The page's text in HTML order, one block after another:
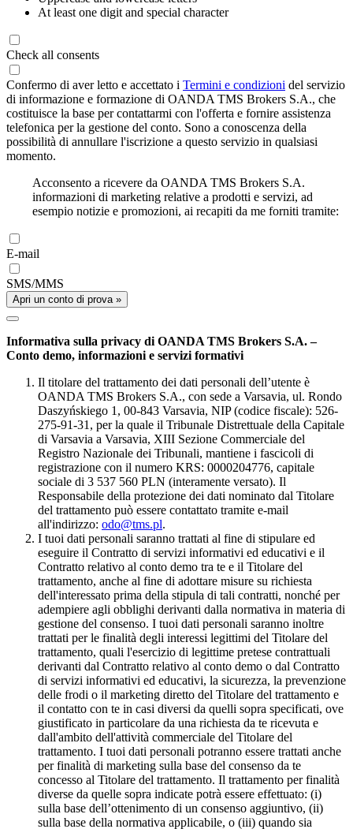
At least one digit and special character
Check all consents
Confermo di aver letto e accettato i Termini e condizioni del servizio
di informazione e formazione di OANDA TMS Brokers S.A., che
costituisce la base per contattarmi con l'offerta e fornire assistenza
telefonica per la gestione del conto. Sono a conoscenza della
possibilità di annullare l'iscrizione a questo servizio in qualsiasi
momento.
Acconsento a ricevere da OANDA TMS Brokers S.A.
informazioni di marketing relative a prodotti e servizi, ad
esempio notizie e promozioni, ai recapiti da me forniti tramite:
E-mail
SMS/MMS
Apri un conto di prova »
Informativa sulla privacy di OANDA TMS Brokers S.A. –
Conto demo, informazioni e servizi formativi
Il titolare del trattamento dei dati personali dell’utente è
OANDA TMS Brokers S.A., con sede a Varsavia, ul. Rondo
Daszyńskiego 1, 00-843 Varsavia, NIP (codice fiscale): 526-
275-91-31, per la quale il Tribunale Distrettuale della Capitale
di Varsavia a Varsavia, XIII Sezione Commerciale del
Registro Nazionale dei Tribunali, mantiene i fascicoli di
registrazione con il numero KRS: 0000204776, capitale
sociale di 3 537 560 PLN (interamente versato). Il
Responsabile della protezione dei dati nominato dal Titolare
del trattamento può essere contattato tramite e-mail
all'indirizzo: odo@tms.pl.
I tuoi dati personali saranno trattati al fine di stipulare ed
eseguire il Contratto di servizi informativi ed educativi e il
Contratto relativo al conto demo tra te e il Titolare del
trattamento, anche al fine di adottare misure su richiesta
dell'interessato prima della stipula di tali contratti, nonché per
adempiere agli obblighi derivanti dalla normativa in materia di
gestione del consenso. I tuoi dati personali saranno inoltre
trattati per le finalità degli interessi legittimi del Titolare del
trattamento, quali l'esercizio di legittime pretese contrattuali
derivanti dal Contratto relativo al conto demo o dal Contratto
di servizi informativi ed educativi, la sicurezza, la prevenzione
delle frodi o il marketing diretto del Titolare del trattamento e
il contatto con te in casi diversi da quelli sopra specificati, ove
giustificato in particolare da una richiesta da te ricevuta e
dall'ambito dell'attività commerciale del Titolare del
trattamento. I tuoi dati personali potranno essere trattati anche
per finalità di marketing sulla base del consenso da te
concesso al Titolare del trattamento. Il trattamento per finalità
diverse da quelle sopra indicate potrà essere effettuato: (i)
sulla base dell’ottenimento di un consenso aggiuntivo, (ii)
sulla base della normativa applicabile, o (iii) quando sia